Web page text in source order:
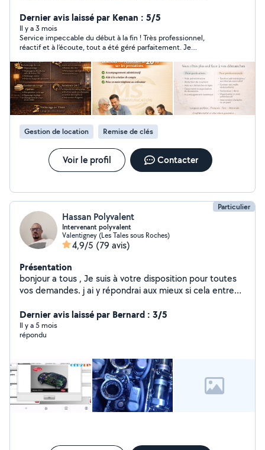
administrative & numérique à domicile Vous êtes
débordé(e) par vos démarches administratives ou
perdu(e) avec internet ? Je vous accompagne
simplement dans toutes vos démarches du quotidien :
Papiers administratifs (CAF, impôts, retraite) Aide
informatique et internet Organisation de vos documents
Service local, humain et à l'écoute Secteur Montbéliard /
Belfort Premier contact gratuit et sans engagement
Dernier avis laissé par Kenan : 5/5
Il y a 3 mois
Service impeccable du début à la fin ! Très professionnel,
réactif et à l’écoute, tout a été géré parfaitement. Je
confiance les yeux fermés.
Gestion de location Remise de clés
Voir le profil Contacter
Particulier
Hassan Polyvalent
Intervenant polyvalent
Valentigney (Les Tales sous Roches)
4,9/5 (79 avis)
Présentation
bonjour a tous , Je suis à votre disposition pour toutes
vos demandes. j ai y répondrai aux mieux si cela entre
Dernier avis laissé par Bernard : 3/5
Il y a 5 mois
répondu